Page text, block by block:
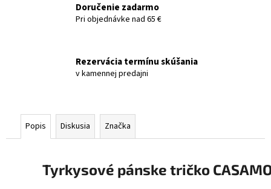
Doručenie zadarmo
Pri objednávke nad 65 €
Rezervácia termínu skúšania
v kamennej predajni
Popis Diskusia Značka
Tyrkysové pánske tričko